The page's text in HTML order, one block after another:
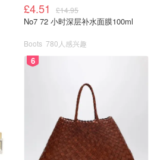
store，版权属于原作者
了，到现在也依然能打！超级炫
在夜之城中探索未来都市，自
系统，加上完整的剧情，无庸置
如果你还没玩过，那么现在就是
赛博朋克 2077
Store
£4.51 £14.95
No7 72 小时深层补水面膜100ml
Boots 780人感兴趣
6